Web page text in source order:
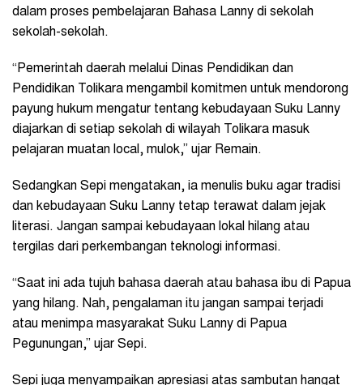
dalam proses pembelajaran Bahasa Lanny di sekolah
sekolah-sekolah.
“Pemerintah daerah melalui Dinas Pendidikan dan
Pendidikan Tolikara mengambil komitmen untuk mendorong
payung hukum mengatur tentang kebudayaan Suku Lanny
diajarkan di setiap sekolah di wilayah Tolikara masuk
pelajaran muatan local, mulok,” ujar Remain.
Sedangkan Sepi mengatakan, ia menulis buku agar tradisi
dan kebudayaan Suku Lanny tetap terawat dalam jejak
literasi. Jangan sampai kebudayaan lokal hilang atau
tergilas dari perkembangan teknologi informasi.
“Saat ini ada tujuh bahasa daerah atau bahasa ibu di Papua
yang hilang. Nah, pengalaman itu jangan sampai terjadi
atau menimpa masyarakat Suku Lanny di Papua
Pegunungan,” ujar Sepi.
Sepi juga menyampaikan apresiasi atas sambutan hangat